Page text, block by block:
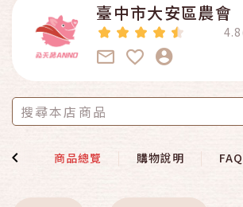
臺中市大安區農會
紹 商品總覽 購物說明 FAQ